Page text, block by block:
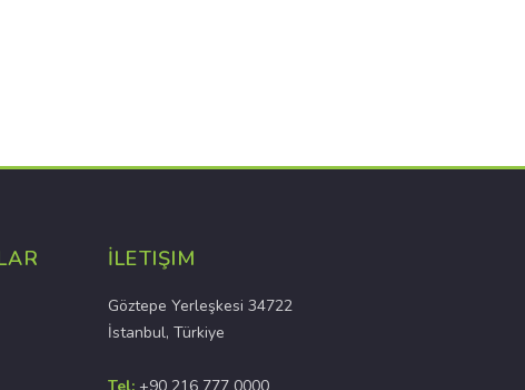
İLETIŞIM
Göztepe Yerleşkesi 34722
İstanbul, Türkiye